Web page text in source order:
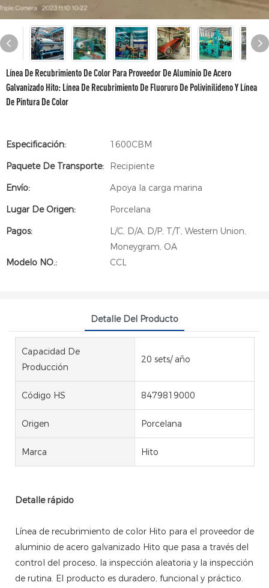
Línea De Recubrimiento De Color Para Proveedor De Aluminio De Acero
Galvanizado Hito: Línea De Recubrimiento De Fluoruro De Polivinilideno Y Línea
De Pintura De Color
Especificación:
1600CBM
Paquete De Transporte:
Recipiente
Envío:
Apoya la carga marina
Lugar De Origen:
Porcelana
Pagos:
L/C, D/A, D/P, T/T, Western Union,
Moneygram, OA
Modelo NO.:
CCL
Detalle Del Producto
Capacidad De
Producción
20 sets/ año
Código HS 8479819000
Origen Porcelana
Marca Hito
Detalle rápido
Línea de recubrimiento de color Hito para el proveedor de
aluminio de acero galvanizado Hito que pasa a través del
control del proceso, la inspección aleatoria y la inspección
de rutina. El producto es duradero, funcional y práctico.